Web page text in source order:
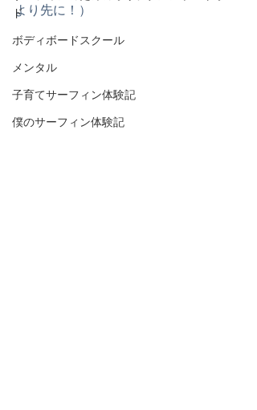
ド
ボディボードスクール
メンタル
子育てサーフィン体験記
僕のサーフィン体験記
より先に！）